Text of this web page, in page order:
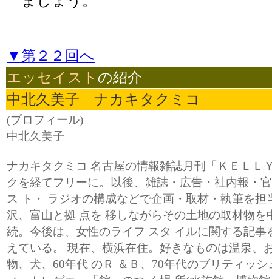
▼第２２回へ
エッセイスト の紹介
中北久美子 ナカキタクミコ
(プロフィール)
中北久美子
ナカキタクミコ 名古屋の情報雑誌月刊「ＫＥＬＬ
クを経てフリーに。以後、雑誌・広告・社内報・
ス ト・ ラジオの構成などで企画・取材・執筆を
沢、富山と拠 点を 移しながらその土地の取材物を
続。今後は、女性のライフ スタ イルに関する記事
えている。 現在、横浜在住。好きなものは温泉、
物、犬、60年代 のＲ ＆Ｂ、70年代のブリティッ